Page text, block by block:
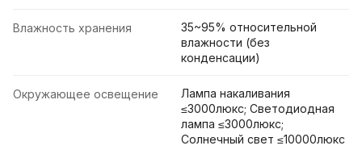
Влажность хранения
35~95% относительной
влажности (без
конденсации)
Окружающее освещение
Лампа накаливания
≤3000люкс; Светодиодная
лампа ≤3000люкс;
Солнечный свет ≤10000люкс